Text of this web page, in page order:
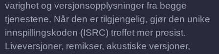
varighet og versjonsopplysninger fra begge
tjenestene. Når den er tilgjengelig, gjør den unike
innspillingskoden (ISRC) treffet mer presist.
Liveversjoner, remikser, akustiske versjoner,